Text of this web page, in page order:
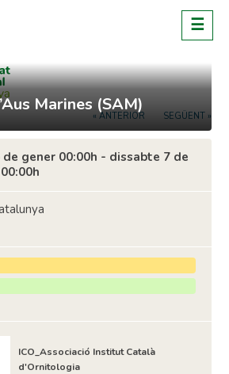
☰
« ANTERIOR SEGÜENT »
Marines (SAM)
gener 00:00h - dissabte 7 de
ICO_Associació Institut Català
d'Ornitologia